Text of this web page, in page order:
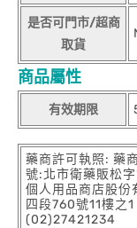
是否可門市/超商
取貨
商品屬性
有效期限
藥商許可執照: 藥
號:北市衛藥販松
個人用品商店股份
四段760號11樓之
(02)27421234